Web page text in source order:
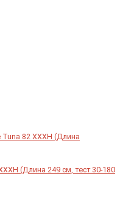
(Длина 249 см, тест 30-180